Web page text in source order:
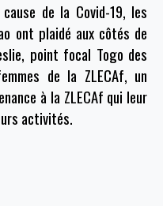
de la Covid-19, les
ont plaidé aux côtés de
point focal Togo des
de la ZLECAf, un
à la ZLECAf qui leur
activités.